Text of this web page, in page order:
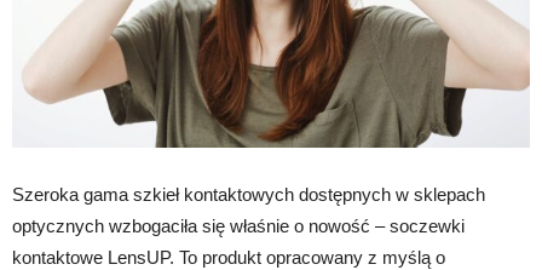
Szeroka gama szkieł kontaktowych dostępnych w sklepach
optycznych wzbogaciła się właśnie o nowość – soczewki
kontaktowe LensUP. To produkt opracowany z myślą o